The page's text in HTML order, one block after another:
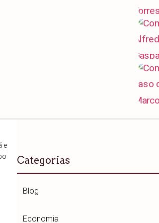
e
Categorias
Blog
Economia